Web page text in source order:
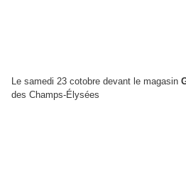
Le samedi 23 cotobre devant le magasin
des Champs-Élysées